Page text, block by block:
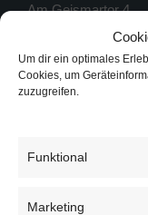
Um dir ein optimales
Cookies, um
zuzugreifen.
Funktional
Marketing
Am Geismartor 4
37083 Göttingen
Telefon: 0551 /
Telefax: 0551 /